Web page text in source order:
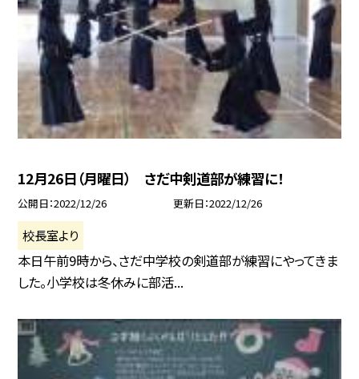
12月26日（月曜日） さだ中剣道部が練習に！
公開日 2022/12/26 更新日 2022/12/26
校長室より
本日午前9時から、さだ中学校の剣道部が練習にやってきま
した。小学校は冬休みに部活...